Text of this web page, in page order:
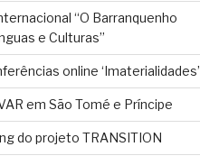
“O Barranquenho
e Culturas”
online ‘Imaterialidades’
em São Tomé e Príncipe
do projeto TRANSITION